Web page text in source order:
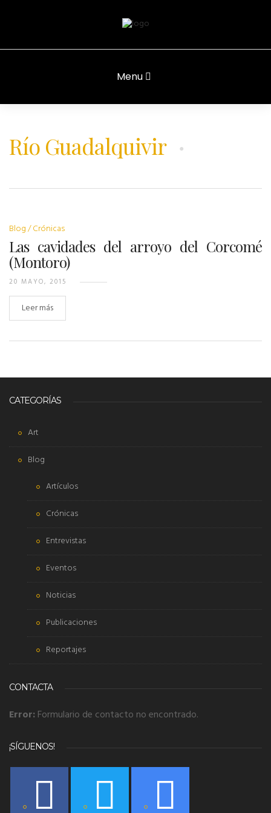
Menu
Río Guadalquivir
Blog Crónicas
Las cavidades del arroyo del Corcomé
(Montoro)
20 MAYO, 2015
Leer más
CATEGORÍAS
Art
Blog
Artículos
Crónicas
Entrevistas
Eventos
Noticias
Publicaciones
Reportajes
CONTACTA
Error:Formulario de contacto no encontrado.
¡SÍGUENOS!